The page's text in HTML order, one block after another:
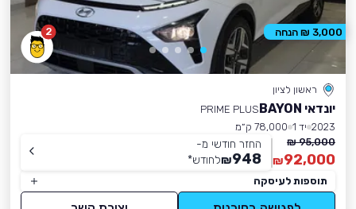
2
ראשון לציון
יונדאי BAYON
PRIME PLUS
2023 יד 1
78,000 ק״מ
95,000 ₪
92,000
₪
החזר חודשי מ-
948
₪לחודש*
תוספות לעיסקה
3,000 ₪ הנחה